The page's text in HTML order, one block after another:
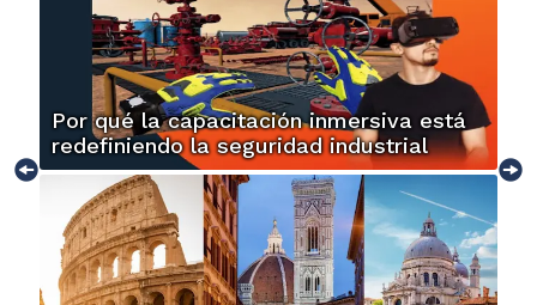
Por qué la capacitación inmersiva está
redefiniendo la seguridad industrial